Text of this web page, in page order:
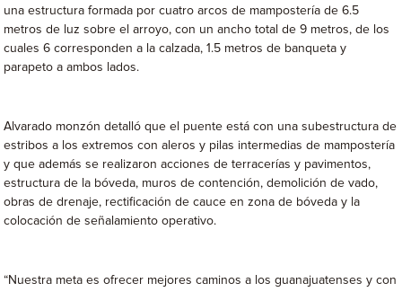
una estructura formada por cuatro arcos de mampostería de 6.5
metros de luz sobre el arroyo, con un ancho total de 9 metros, de los
cuales 6 corresponden a la calzada, 1.5 metros de banqueta y
parapeto a ambos lados.
Alvarado monzón detalló que el puente está con una subestructura de
estribos a los extremos con aleros y pilas intermedias de mampostería
y que además se realizaron acciones de terracerías y pavimentos,
estructura de la bóveda, muros de contención, demolición de vado,
obras de drenaje, rectificación de cauce en zona de bóveda y la
colocación de señalamiento operativo.
“Nuestra meta es ofrecer mejores caminos a los guanajuatenses y con